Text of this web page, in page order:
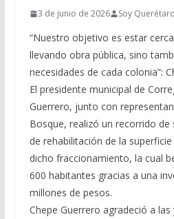
3 de junio de 2026 Soy Querétaro
“Nuestro objetivo es estar
llevando obra pública, sino
necesidades de cada colonia”:
El presidente municipal de
Guerrero, junto con
Bosque, realizó un recorrido de
de rehabilitación de la
dicho fraccionamiento, la cual
600 habitantes gracias a una
millones de pesos.
Chepe Guerrero agradeció a